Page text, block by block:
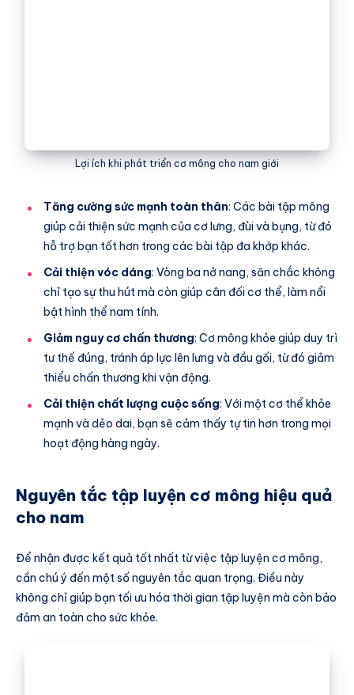
Lợi ích khi phát triển cơ mông cho nam giới
Tăng cường sức mạnh toàn thân: Các bài tập mông
giúp cải thiện sức mạnh của cơ lưng, đùi và bụng, từ đó
hỗ trợ bạn tốt hơn trong các bài tập đa khớp khác.
Cải thiện vóc dáng: Vòng ba nở nang, săn chắc không
chỉ tạo sự thu hút mà còn giúp cân đối cơ thể, làm nổi
bật hình thể nam tính.
Giảm nguy cơ chấn thương: Cơ mông khỏe giúp duy trì
tư thế đúng, tránh áp lực lên lưng và đầu gối, từ đó giảm
thiểu chấn thương khi vận động.
Cải thiện chất lượng cuộc sống: Với một cơ thể khỏe
mạnh và dẻo dai, bạn sẽ cảm thấy tự tin hơn trong mọi
hoạt động hàng ngày.
Nguyên tắc tập luyện cơ mông hiệu quả
cho nam
Để nhận được kết quả tốt nhất từ việc tập luyện cơ mông,
cần chú ý đến một số nguyên tắc quan trọng. Điều này
không chỉ giúp bạn tối ưu hóa thời gian tập luyện mà còn bảo
đảm an toàn cho sức khỏe.